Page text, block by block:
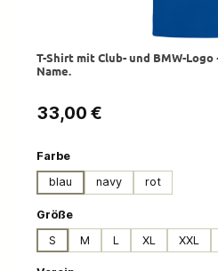
T-Shirt mit Club- und BMW-
Name.
Regulärer Preis:
33,00 €
Farbeauswählen
blau
navy rot
Größeauswählen
S
M L XL XXL